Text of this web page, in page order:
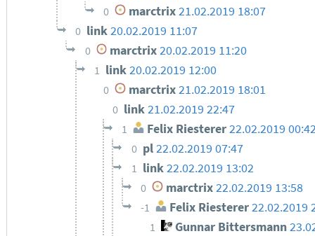
0 marctrix21.02.2019 18:07
0 link20.02.2019 11:07
0 marctrix20.02.2019 11:20
1 link20.02.2019 12:00
0 marctrix21.02.2019 18:01
0 link21.02.2019 22:47
1 Felix Riesterer22.02.2019
0 pl22.02.2019 07:47
1 link22.02.2019 13:02
0 marctrix 22.02.2019 13:58
-1 Felix Riesterer 22.02.2019
1 Gunnar Bittersmann